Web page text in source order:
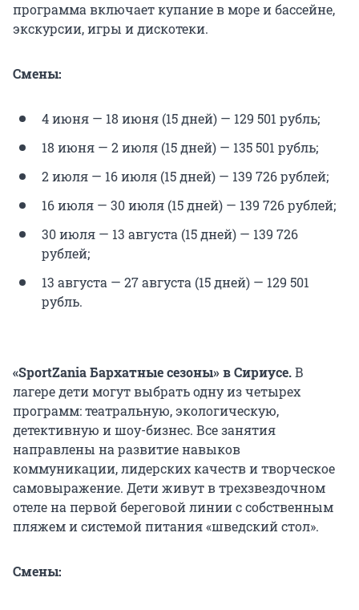
программа включает купание в море и бассейне,
экскурсии, игры и дискотеки.
Смены:
4 июня — 18 июня (15 дней) — 129 501 рубль;
18 июня — 2 июля (15 дней) — 135 501 рубль;
2 июля — 16 июля (15 дней) — 139 726рублей;
16 июля — 30 июля (15 дней) — 139 726рублей;
30 июля — 13 августа (15 дней) — 139 726
рублей;
13 августа — 27 августа (15 дней) — 129 501
рубль.
«SportZania Бархатные сезоны» в Сириусе.В
лагере дети могут выбрать одну из четырех
программ: театральную, экологическую,
детективную и шоу-бизнес. Все занятия
направлены на развитие навыков
коммуникации, лидерских качеств и творческое
самовыражение. Дети живут в трехзвездочном
отеле на первой береговой линии с собственным
пляжем и системой питания «шведский стол».
Смены: